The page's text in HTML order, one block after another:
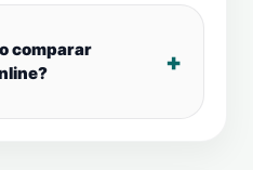
comparar